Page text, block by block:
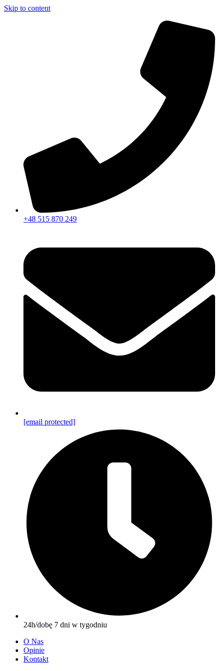
Skip to content
+48 515 870 249
[email protected]
24h/dobę 7 dni w tygodniu
O Nas
Opinie
Kontakt